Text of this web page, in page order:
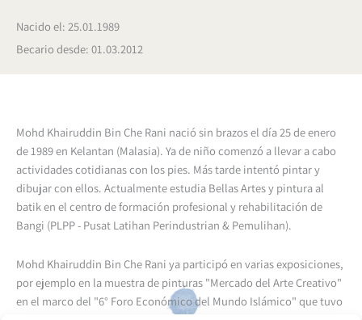
Nacido el: 25.01.1989
Becario desde: 01.03.2012
Mohd Khairuddin Bin Che Rani nació sin brazos el día 25 de enero
de 1989 en Kelantan (Malasia). Ya de niño comenzó a llevar a cabo
actividades cotidianas con los pies. Más tarde intentó pintar y
dibujar con ellos. Actualmente estudia Bellas Artes y pintura al
batik en el centro de formación profesional y rehabilitación de
Bangi (PLPP - Pusat Latihan Perindustrian & Pemulihan).
Mohd Khairuddin Bin Che Rani ya participó en varias exposiciones,
por ejemplo en la muestra de pinturas "Mercado del Arte Creativo"
en el marco del "6° Foro Económico del Mundo Islámico" que tuvo